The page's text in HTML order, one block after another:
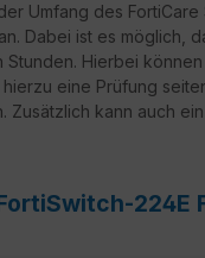
Umfang des
Dabei ist es möglich,
Stunden. Hierbei
hierzu eine Prüfung
Zusätzlich kann auch
224E